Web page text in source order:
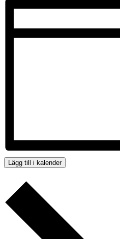
Lägg till i kalender